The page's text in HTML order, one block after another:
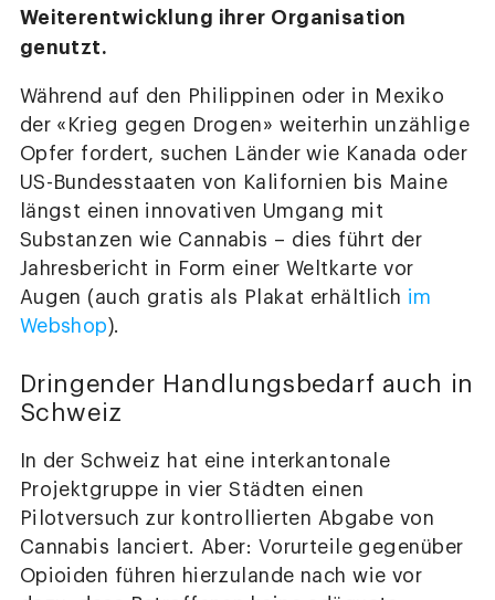
Weiterentwicklung ihrer Organisation
genutzt.
Während auf den Philippinen oder in Mexiko
der «Krieg gegen Drogen» weiterhin unzählige
Opfer fordert, suchen Länder wie Kanada oder
US-Bundesstaaten von Kalifornien bis Maine
längst einen innovativen Umgang mit
Substanzen wie Cannabis – dies führt der
Jahresbericht in Form einer Weltkarte vor
Augen (auch gratis als Plakat erhältlich im
Webshop).
Dringender Handlungsbedarf auch in
Schweiz
In der Schweiz hat eine interkantonale
Projektgruppe in vier Städten einen
Pilotversuch zur kontrollierten Abgabe von
Cannabis lanciert. Aber: Vorurteile gegenüber
Opioiden führen hierzulande nach wie vor